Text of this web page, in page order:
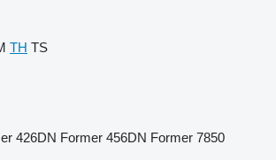
TH TS
426DN Former 456DN Former 7850